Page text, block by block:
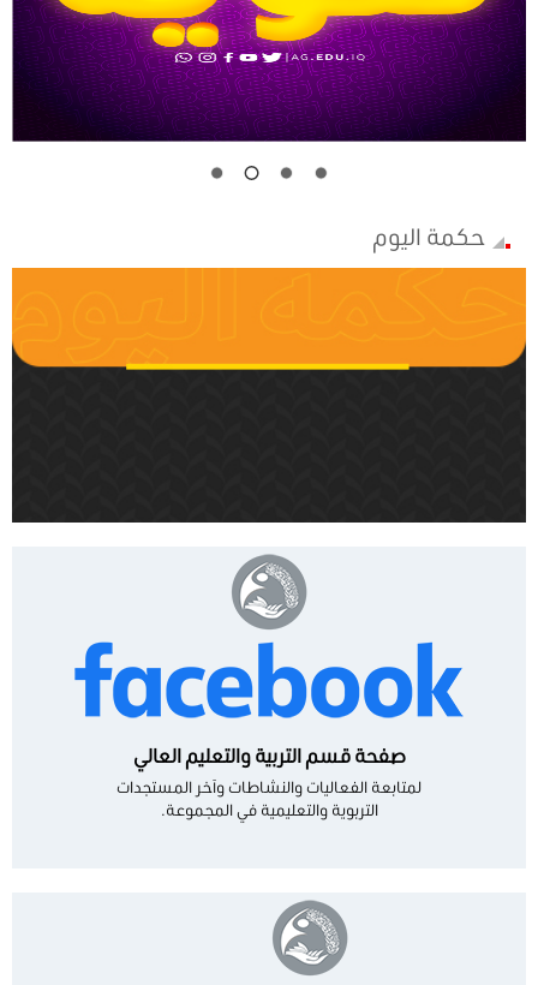
حكمة اليوم
صفحة قسم التربية والتعليم العالي
لمتابعة الفعاليات والنشاطات وآخر المستجدات
التربوية والتعليمية في المجموعة.